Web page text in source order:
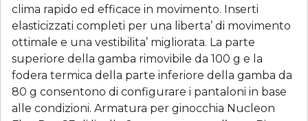
clima rapido ed efficace in movimento. Inserti
elasticizzati completi per una liberta’ di movimento
ottimale e una vestibilita’ migliorata. La parte
superiore della gamba rimovibile da 100 g e la
fodera termica della parte inferiore della gamba da
80 g consentono di configurare i pantaloni in base
alle condizioni. Armatura per ginocchia Nucleon